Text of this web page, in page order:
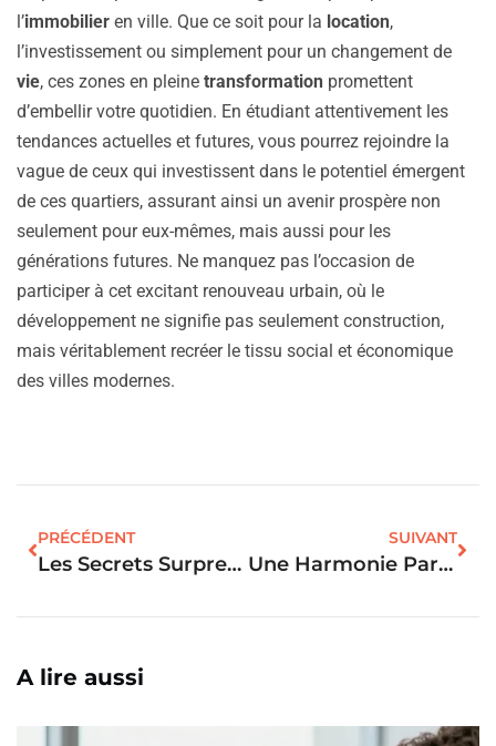
l’immobilier en ville. Que ce soit pour la location,
l’investissement ou simplement pour un changement de
vie, ces zones en pleine transformation promettent
d’embellir votre quotidien. En étudiant attentivement les
tendances actuelles et futures, vous pourrez rejoindre la
vague de ceux qui investissent dans le potentiel émergent
de ces quartiers, assurant ainsi un avenir prospère non
seulement pour eux-mêmes, mais aussi pour les
générations futures. Ne manquez pas l’occasion de
participer à cet excitant renouveau urbain, où le
développement ne signifie pas seulement construction,
mais véritablement recréer le tissu social et économique
des villes modernes.
PRÉCÉDENT
Les Secrets Surprenants Des Prix Immobiliers Selon Les Régions !
SUIVANT
Une Harmonie Parfaite : Découvrir La Vie De Quartier Idéale En Immobilier
A lire aussi